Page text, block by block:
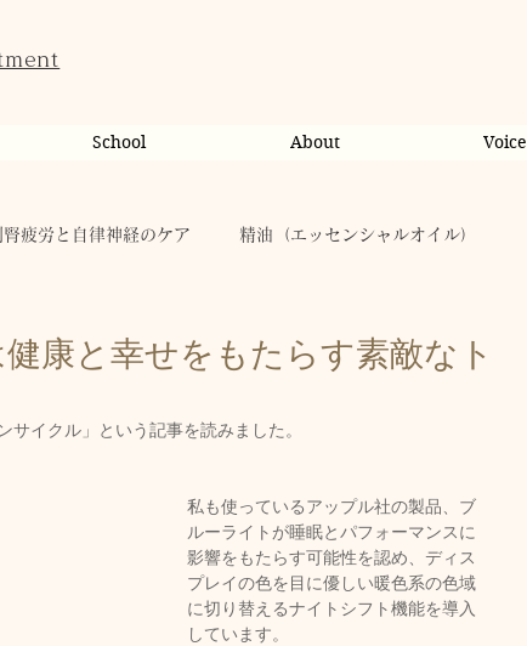
School About Voice
腎疲労と自律神経のケア 精油（エッセンシャルオイル）
こと tae Therapist School
お稽古 心に響く 人（ヒト）
ご予約状況 そのほか
康と幸せをもたらす素敵なト
サイクル」という記事を読みました。
私も使っているアップル社の製品、ブ
ルーライトが睡眠とパフォーマンスに
影響をもたらす可能性を認め、ディス
プレイの色を目に優しい暖色系の色域
に切り替えるナイトシフト機能を導入
しています。